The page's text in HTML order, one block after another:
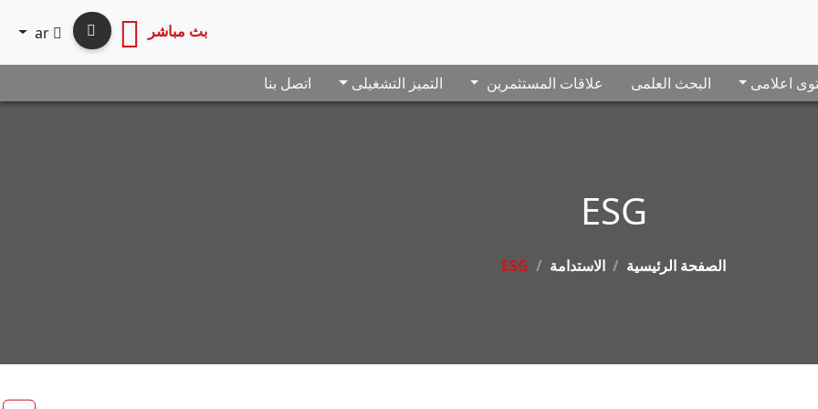
بث مباشر ar
اعلامى البحث العلمى علاقات المستثمرين التميز التشغيلى اتصل بنا
ESG
الصفحة الرئيسية الاستدامة ESG